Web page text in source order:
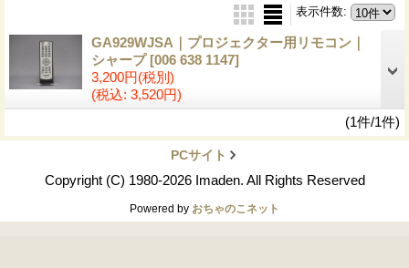
表示件数:
GA929WJSA｜プロジェクター用リモコン｜
シャープ[006 638 1147]
3,200円(税別)
(税込: 3,520円)
(1件/1件)
PCサイト
Copyright (C) 1980-2026 Imaden. All Rights Reserved
Powered by おちゃのこネット